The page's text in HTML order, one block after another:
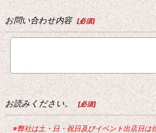
お問い合わせ内容 [必須]
お読みください。 [必須]
※弊社は土・日・祝日及びイベント出店日は